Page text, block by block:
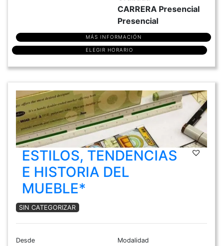
CARRERA Presencial
Presencial
MÁS INFORMACIÓN
ELEGIR HORARIO
ESTILOS, TENDENCIAS
E HISTORIA DEL
MUEBLE*
SIN CATEGORIZAR
Desde Modalidad